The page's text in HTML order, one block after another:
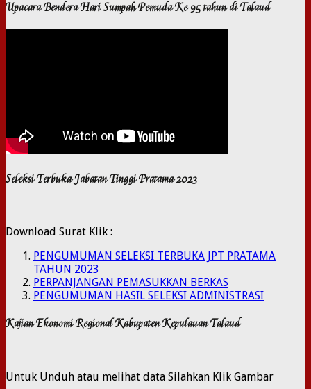
Upacara Bendera Hari Sumpah Pemuda Ke 95 tahun di Talaud
Seleksi Terbuka Jabatan Tinggi Pratama 2023
Download Surat Klik :
PENGUMUMAN SELEKSI TERBUKA JPT PRATAMA
TAHUN 2023
PERPANJANGAN PEMASUKKAN BERKAS
PENGUMUMAN HASIL SELEKSI ADMINISTRASI
Kajian Ekonomi Regional Kabupaten Kepulauan Talaud
Untuk Unduh atau melihat data Silahkan Klik Gambar